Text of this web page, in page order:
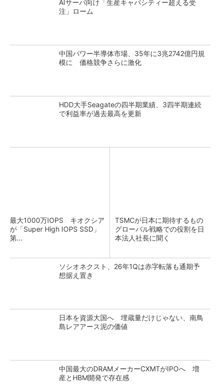
AIサーバ向け「生産キャパシティー超える受
注」ローム
中国パワー半導体市場、35年に3兆2742億円規
模に 価格競争さらに激化
HDD大手Seagateの四半期業績、3四半期連続
で利益率が過去最高を更新
最大1000万IOPS キオクシア
が「Super High IOPS SSD」
第...
TSMCが日本に期待するもの
グローバル戦略での役割を日
本法人社長に聞く
ソシオネクスト、26年1Qは赤字転落も通期予
想据え置き
日本を資源大国へ 埋蔵量だけじゃない、南鳥
島レアアース泥の価値
中国最大のDRAMメーカーCXMTがIPOへ 増
産とHBM開発で存在感